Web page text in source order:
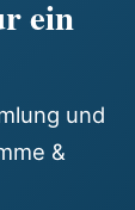
ein
und
&